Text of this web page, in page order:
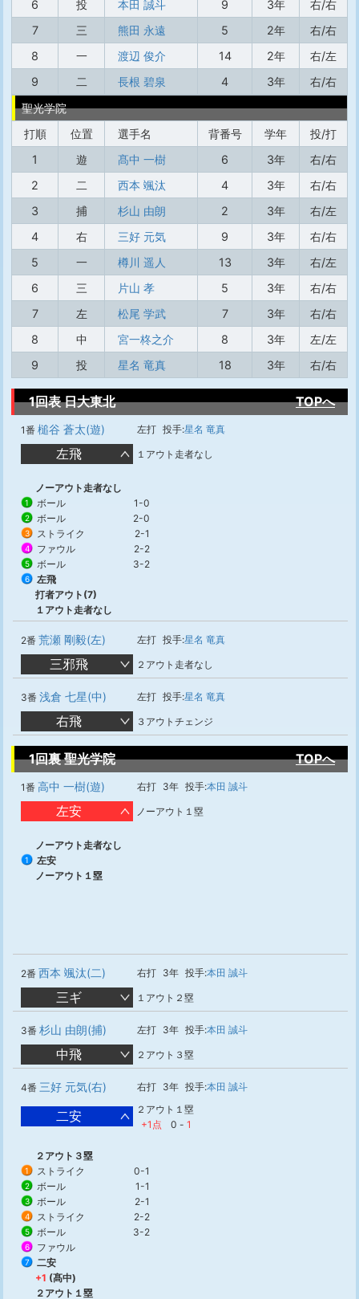
6
投 本田 誠斗 9 3年
右/右
7
三 熊田 永遠 5 2年
右/右
8
一 渡辺 俊介 14 2年
右/左
9
二 長根 碧泉 4 3年
右/右
聖光学院
打順
位置 選手名 背番号 学年
投/打
1
遊 髙中 一樹 6 3年
右/右
2
二 西本 颯汰 4 3年
右/右
3
捕 杉山 由朗 2 3年
右/左
4
右 三好 元気 9 3年
右/右
5
一 樽川 遥人 13 3年
右/左
6
三 片山 孝 5 3年
右/右
7
左 松尾 学武 7 3年
右/右
8
中 宮一柊之介 8 3年
左/左
9
投 星名 竜真 18 3年 右/右
1回表 日大東北 TOPへ
1番 槌谷 蒼太(遊) 左打 投手:星名 竜真
左飛 １アウト走者なし
ノーアウト走者なし
1 ボール 1-0
2 ボール 2-0
3 ストライク 2-1
4 ファウル 2-2
5 ボール 3-2
6
左飛
打者アウト(7)
１アウト走者なし
2番 荒瀬 剛毅(左) 左打 投手:星名 竜真
三邪飛 ２アウト走者なし
3番 浅倉 七星(中) 左打 投手:星名 竜真
右飛 ３アウトチェンジ
1回裏 聖光学院 TOPへ
1番 高中 一樹(遊) 右打 3年 投手:本田 誠斗
左安 ノーアウト１塁
ノーアウト走者なし
1
左安
ノーアウト１塁
2番 西本 颯汰(二) 右打 3年 投手:本田 誠斗
三ギ １アウト２塁
3番 杉山 由朗(捕) 左打 3年 投手:本田 誠斗
中飛 ２アウト３塁
4番 三好 元気(右) 右打 3年 投手:本田 誠斗
二安
２アウト１塁
+1点
0 - 1
２アウト３塁
1 ストライク 0-1
2 ボール 1-1
3 ボール 2-1
4 ストライク 2-2
5 ボール 3-2
6 ファウル
7
二安
+1 (髙中)
２アウト１塁